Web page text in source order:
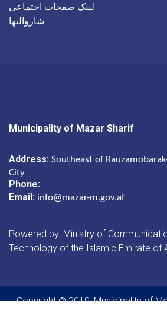
لینک صفحات اجتماعی
شاروالیها
Municipality of Mazar Sharif
Address: Southeast of
City
Phone:
Email: info@mazar-m.gov.af
Powered by: Ministry of
Technology of the Islamic Emirate of
Copyright © 2019 |Municipality of